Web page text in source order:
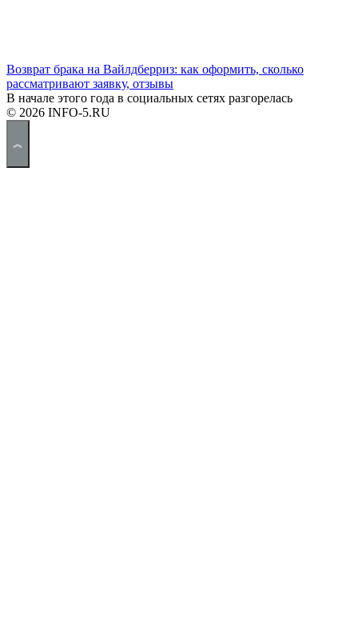
Возврат брака на Вайлдберриз: как оформить, сколько
рассматривают заявку, отзывы
В начале этого года в социальных сетях разгорелась
© 2026 INFO-5.RU